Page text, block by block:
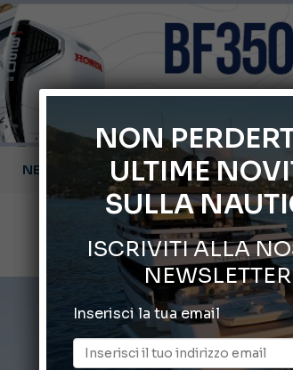
Gommoni Callegari
66° Salone Nautico
Svelati i Mondiali di
Cannes Yachting Festival 2026: tutte
Montecristo Yachting,
NON
ULTIME
SULLA
ISCRIVITI ALLA
NEWSLETTER
Inserisci la tua email